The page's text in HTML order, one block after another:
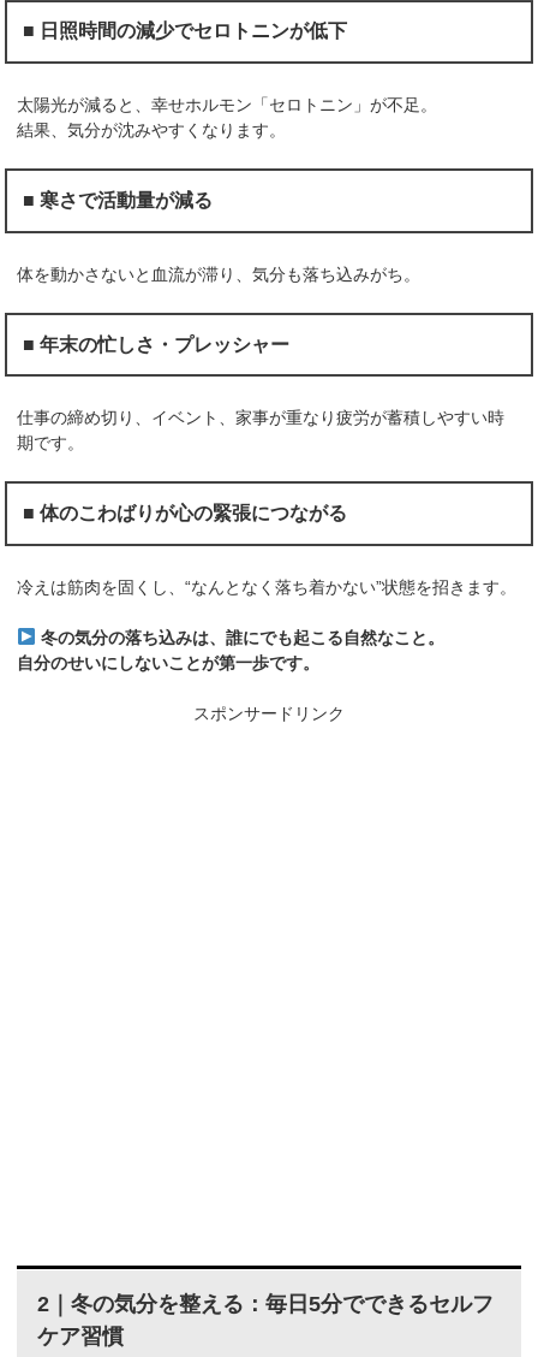
■ 日照時間の減少でセロトニンが低下
太陽光が減ると、幸せホルモン「セロトニン」が不足。
結果、気分が沈みやすくなります。
■ 寒さで活動量が減る
体を動かさないと血流が滞り、気分も落ち込みがち。
■ 年末の忙しさ・プレッシャー
仕事の締め切り、イベント、家事が重なり疲労が蓄積しやすい時
期です。
■ 体のこわばりが心の緊張につながる
冷えは筋肉を固くし、“なんとなく落ち着かない”状態を招きます。
冬の気分の落ち込みは、誰にでも起こる自然なこと。
自分のせいにしないことが第一歩です。
スポンサードリンク
2｜冬の気分を整える：毎日5分でできるセルフ
ケア習慣